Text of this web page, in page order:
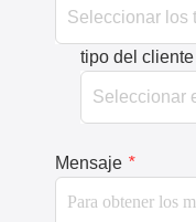
tipo del cliente
Mensaje *